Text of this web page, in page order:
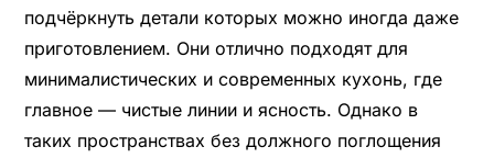
подчёркнуть детали которых можно иногда даже
приготовлением. Они отлично подходят для
минималистических и современных кухонь, где
главное — чистые линии и ясность. Однако в
таких пространствах без должного поглощения